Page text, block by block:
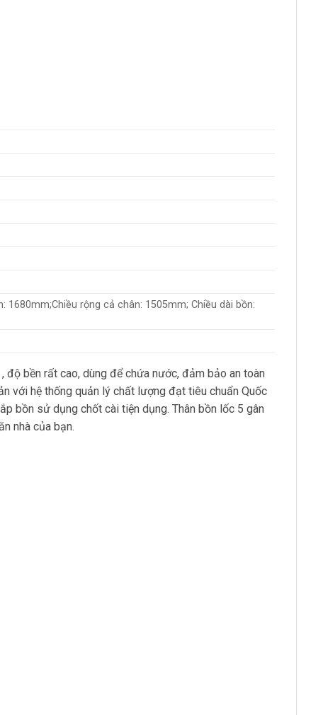
rộng cả chân: 1505mm; Chiều dài bồn:
bền rất cao, dùng để chứa nước, đảm bảo an toàn
với hệ thống quản lý chất lượng đạt tiêu chuẩn Quốc
bồn sử dụng chốt cài tiện dụng. Thân bồn lốc 5 gân
nhà của bạn.